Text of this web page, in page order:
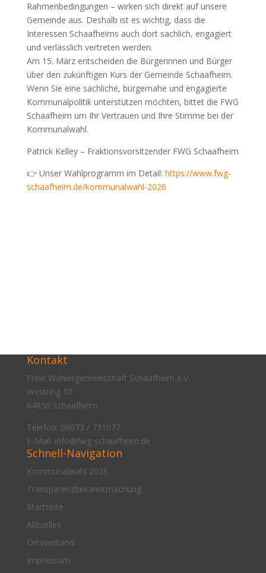
Rahmenbedingungen – wirken sich direkt auf unsere
Gemeinde aus. Deshalb ist es wichtig, dass die
Interessen Schaafheims auch dort sachlich, engagiert
und verlässlich vertreten werden.
Am 15. März entscheiden die Bürgerinnen und Bürger
über den zukünftigen Kurs der Gemeinde Schaafheim.
Wenn Sie eine sachliche, bürgernahe und engagierte
Kommunalpolitik unterstützen möchten, bittet die FWG
Schaafheim um Ihr Vertrauen und Ihre Stimme bei der
Kommunalwahl.
Patrick Kelley – Fraktionsvorsitzender FWG Schaafheim
👉 Unser Wahlprogramm im Detail: https://www.fwg-
schaafheim.de/kommunalwahl-2026
Kontakt
Freie Wählergemeinschaft Schaafheim e.V.
Westring 10
64850 Schaafheim
Telefon: 06073 / 731077
E-Mail: info@fwg-schaafheim.de
Schnell-Navigation
Kommunalwahl 2026
Transparenzbekanntmachung
Startseite
Aktuelles
Ortsverband
Impressum